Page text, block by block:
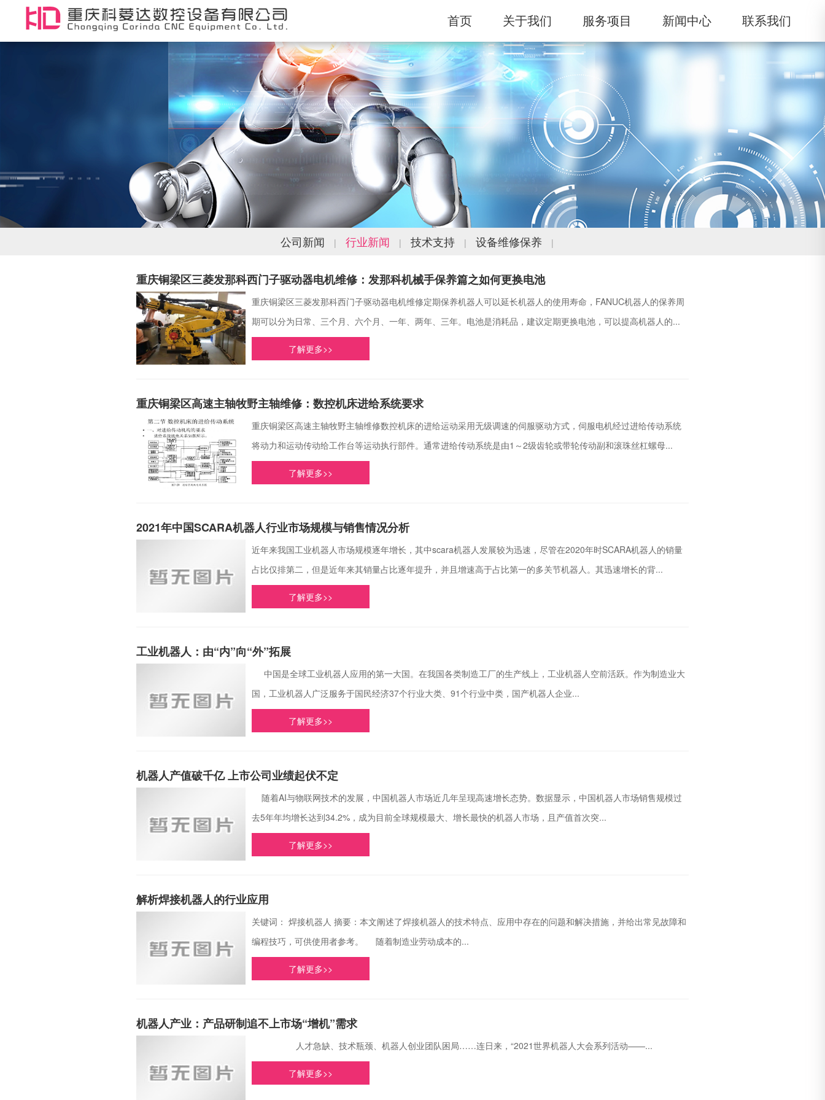
首页 关于我们 服务项目 新闻中心 联系我们
公司新闻 | 行业新闻 | 技术支持 | 设备维修保养 |
重庆铜梁区三菱发那科西门子驱动器电机维修：发那科机械手保养篇之如何更换电池
重庆铜梁区三菱发那科西门子驱动器电机维修定期保养机器人可以延长机器人的使用寿命，FANUC机器人的保养周
期可以分为日常、三个月、六个月、一年、两年、三年。电池是消耗品，建议定期更换电池，可以提高机器人的...
了解更多>>
重庆铜梁区高速主轴牧野主轴维修：数控机床进给系统要求
重庆铜梁区高速主轴牧野主轴维修数控机床的进给运动采用无级调速的伺服驱动方式，伺服电机经过进给传动系统
将动力和运动传动给工作台等运动执行部件。通常进给传动系统是由1～2级齿轮或带轮传动副和滚珠丝杠螺母...
了解更多>>
2021年中国SCARA机器人行业市场规模与销售情况分析
近年来我国工业机器人市场规模逐年增长，其中scara机器人发展较为迅速，尽管在2020年时SCARA机器人的销量
占比仅排第二，但是近年来其销量占比逐年提升，并且增速高于占比第一的多关节机器人。其迅速增长的背...
了解更多>>
工业机器人：由“内”向“外”拓展
中国是全球工业机器人应用的第一大国。在我国各类制造工厂的生产线上，工业机器人空前活跃。作为制造业大
国，工业机器人广泛服务于国民经济37个行业大类、91个行业中类，国产机器人企业...
了解更多>>
机器人产值破千亿 上市公司业绩起伏不定
随着AI与物联网技术的发展，中国机器人市场近几年呈现高速增长态势。数据显示，中国机器人市场销售规模过
去5年年均增长达到34.2%，成为目前全球规模最大、增长最快的机器人市场，且产值首次突...
了解更多>>
解析焊接机器人的行业应用
关键词： 焊接机器人 摘要：本文阐述了焊接机器人的技术特点、应用中存在的问题和解决措施，并给出常见故障和
编程技巧，可供使用者参考。 随着制造业劳动成本的...
了解更多>>
机器人产业：产品研制追不上市场“增机”需求
人才急缺、技术瓶颈、机器人创业团队困局……连日来，“2021世界机器人大会系列活动——...
了解更多>>